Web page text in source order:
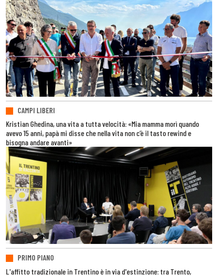
CAMPI LIBERI
Kristian Ghedina, una vita a tutta velocità: «Mia mamma morì quando
avevo 15 anni, papà mi disse che nella vita non c’è il tasto rewind e
bisogna andare avanti»
PRIMO PIANO
L'affitto tradizionale in Trentino è in via d'estinzione: tra Trento,